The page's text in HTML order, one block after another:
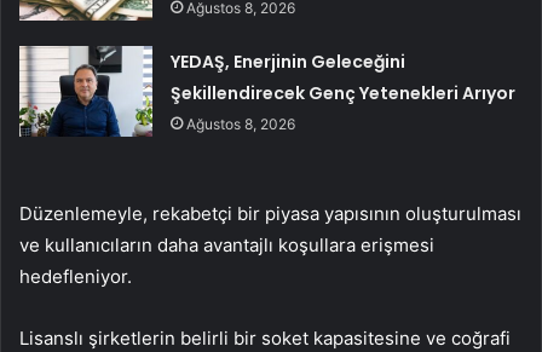
Ağustos 8, 2026
YEDAŞ, Enerjinin Geleceğini
Şekillendirecek Genç Yetenekleri Arıyor
Ağustos 8, 2026
Düzenlemeyle, rekabetçi bir piyasa yapısının oluşturulması
ve kullanıcıların daha avantajlı koşullara erişmesi
hedefleniyor.
Lisanslı şirketlerin belirli bir soket kapasitesine ve coğrafi